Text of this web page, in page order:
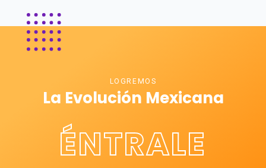
LOGREMOS
La Evolución Mexicana
ÉNTRALE